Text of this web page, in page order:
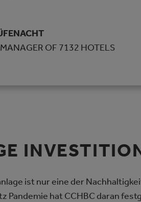
OF 7132 HOTELS
ist nur eine der
Pandemie hat CCHBC daran